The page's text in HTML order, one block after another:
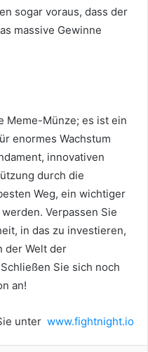
sogar voraus, dass der
massive Gewinne
Meme-Münze; es ist ein
enormes Wachstum
innovativen
durch die
Weg, ein wichtiger
Verpassen Sie
in das zu investieren,
der Welt der
Sie sich noch
an!
unter www.fightnight.io